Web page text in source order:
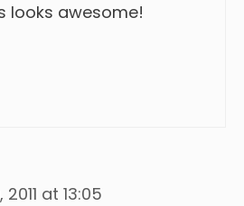
looks awesome!
at 13:05